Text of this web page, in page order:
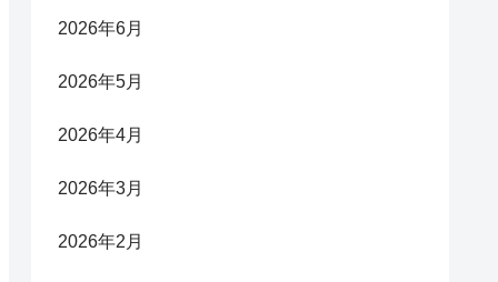
2026年6月
2026年5月
2026年4月
2026年3月
2026年2月